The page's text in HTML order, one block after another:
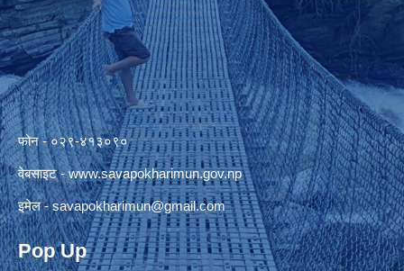
फोन - ०२९-४१३०९०
वेबसाइट -www.savapokharimun.gov.np
इमेल -savapokharimun@gmail.com
Pop Up